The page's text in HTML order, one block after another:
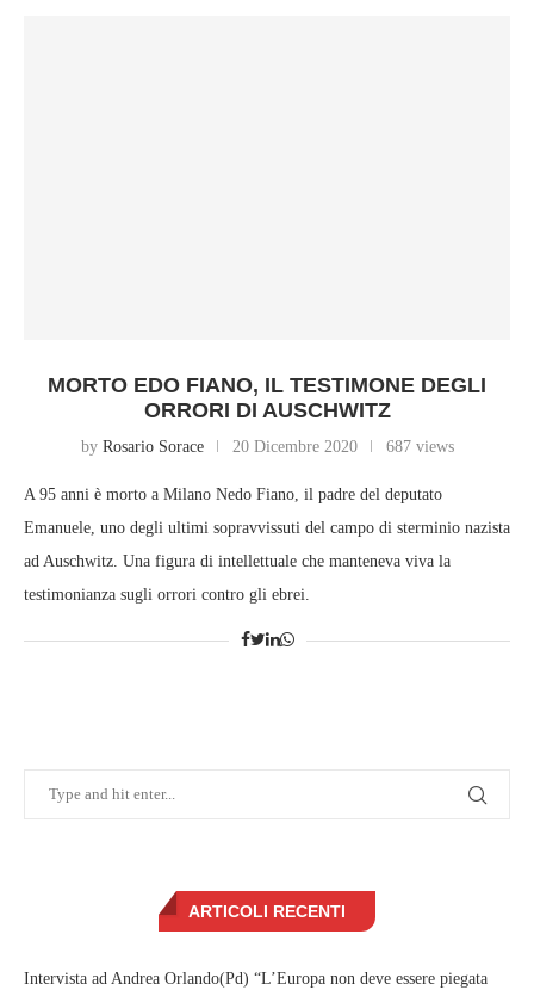
MORTO EDO FIANO, IL TESTIMONE DEGLI
ORRORI DI AUSCHWITZ
by Rosario Sorace 20 Dicembre 2020 687 views
A 95 anni è morto a Milano Nedo Fiano, il padre del deputato
Emanuele, uno degli ultimi sopravvissuti del campo di sterminio nazista
ad Auschwitz. Una figura di intellettuale che manteneva viva la
testimonianza sugli orrori contro gli ebrei.
ARTICOLI RECENTI
Intervista ad Andrea Orlando(Pd) “L’Europa non deve essere piegata